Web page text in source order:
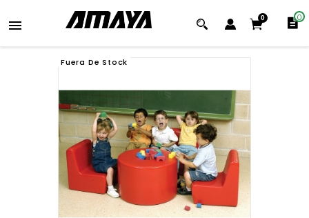
0
 0
Fuera De Stock